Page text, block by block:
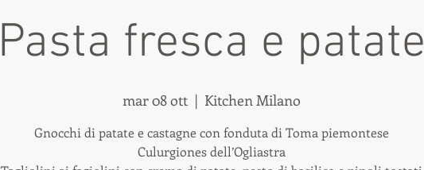
Pasta fresca e patate
mar 08 ott
  |
Kitchen Milano
Gnocchi di patate e castagne con fonduta di Toma piemontese
Culurgiones dell’Ogliastra